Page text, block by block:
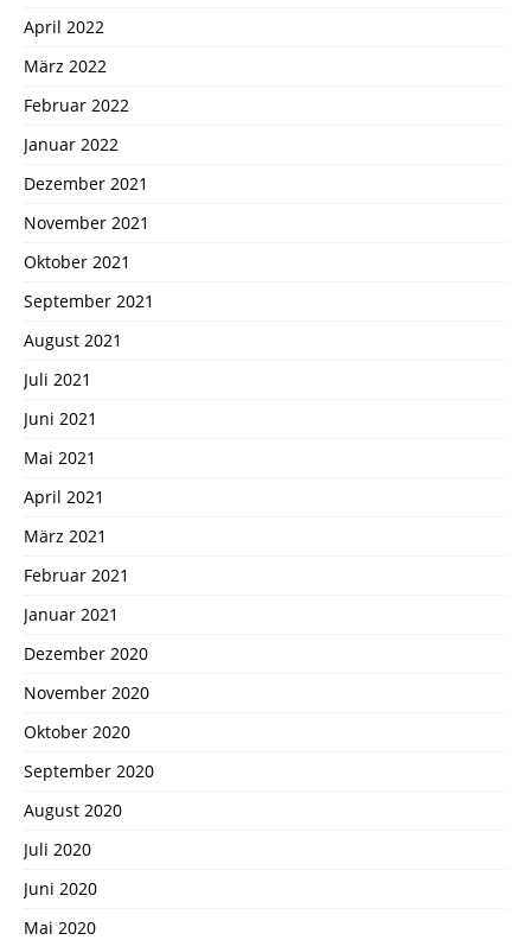
April 2022
März 2022
Februar 2022
Januar 2022
Dezember 2021
November 2021
Oktober 2021
September 2021
August 2021
Juli 2021
Juni 2021
Mai 2021
April 2021
März 2021
Februar 2021
Januar 2021
Dezember 2020
November 2020
Oktober 2020
September 2020
August 2020
Juli 2020
Juni 2020
Mai 2020